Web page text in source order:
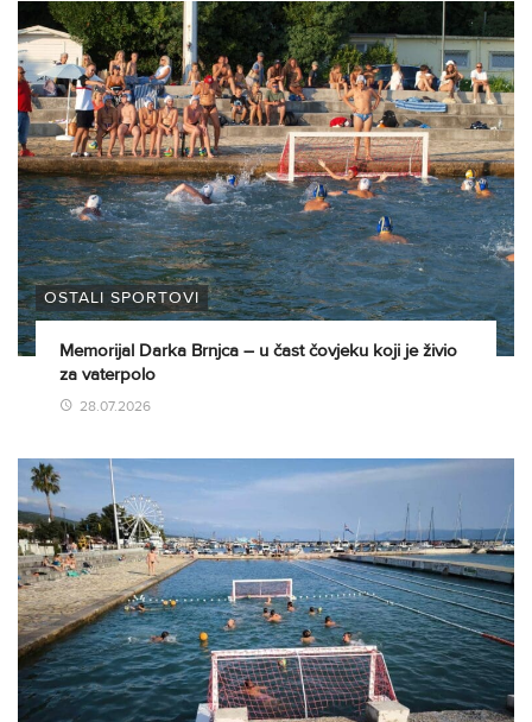
OSTALI SPORTOVI
Memorijal Darka Brnjca – u čast čovjeku koji je živio
za vaterpolo
28.07.2026